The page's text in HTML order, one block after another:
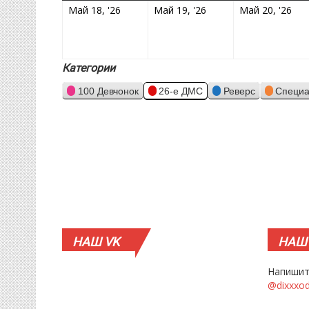
Май 18, '26 18.05.2026Май 19, '26 19.05.2026Май 20, '26
Категории
100 Девчонок 26-е ДМС Реверс
НАШVK НАШ